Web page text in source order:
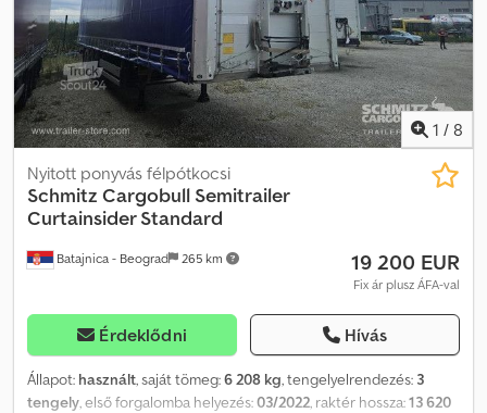
1 / 8
Batajnica - Beograd 265 km
Nyitott ponyvás félpótkocsi
Schmitz Cargobull Semitrailer
Curtainsider Standard
19 200 EUR
Fix ár plusz ÁFA-val
Érdeklődni Hívás
Állapot: használt, saját tömeg:6 208 kg, tengelyelrendezés: 3
tengely , első forgalomba helyezés:03/2022 , raktér hossza:13 620